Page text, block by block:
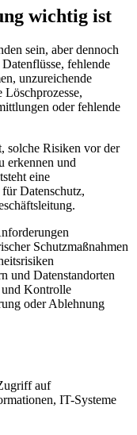
wichtig ist
sein, aber dennoch
fehlende
unzureichende
oder fehlende
solche Risiken vor der
erkennen und
eine
Datenschutz,
Schutzmaßnahmen
und Datenstandorten
Kontrolle
oder Ablehnung
auf
IT-Systeme